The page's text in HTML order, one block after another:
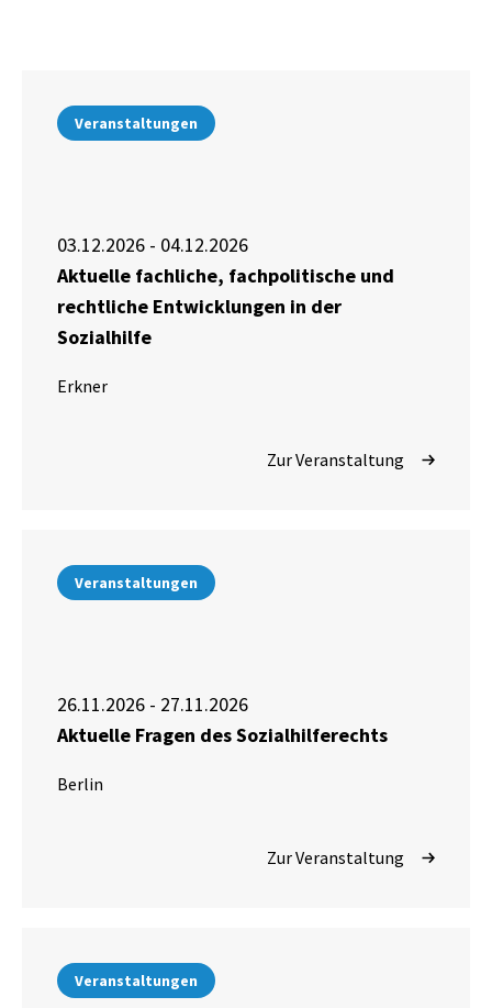
Veranstaltungen
03.12.2026 - 04.12.2026
Aktuelle fachliche, fachpolitische und
rechtliche Entwicklungen in der
Sozialhilfe
Erkner
Zur Veranstaltung
Veranstaltungen
26.11.2026 - 27.11.2026
Aktuelle Fragen des Sozialhilferechts
Berlin
Zur Veranstaltung
Veranstaltungen